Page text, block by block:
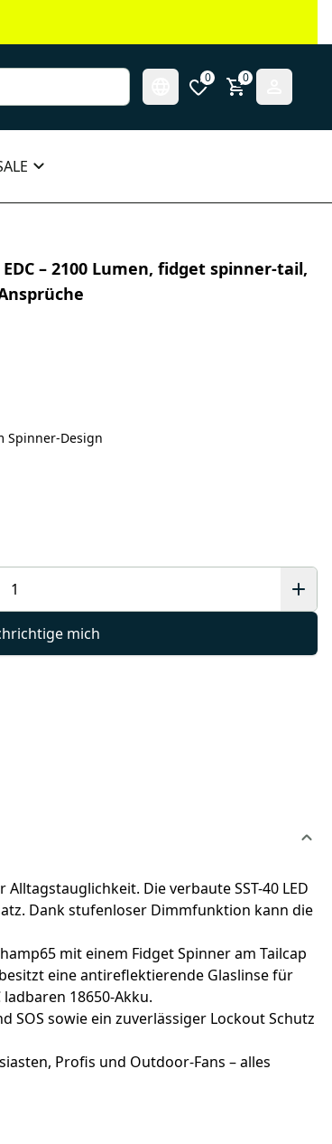
0 0
– 2100 Lumen, fidget spinner-tail,
Spinner-Design
mich
Die verbaute SST-40 LED
Dank stufenloser Dimmfunktion kann die
mit einem Fidget Spinner am Tailcap
eine antireflektierende Glaslinse für
18650-Akku.
SOS sowie ein zuverlässiger Lockout Schutz
Profis und Outdoor-Fans – alles